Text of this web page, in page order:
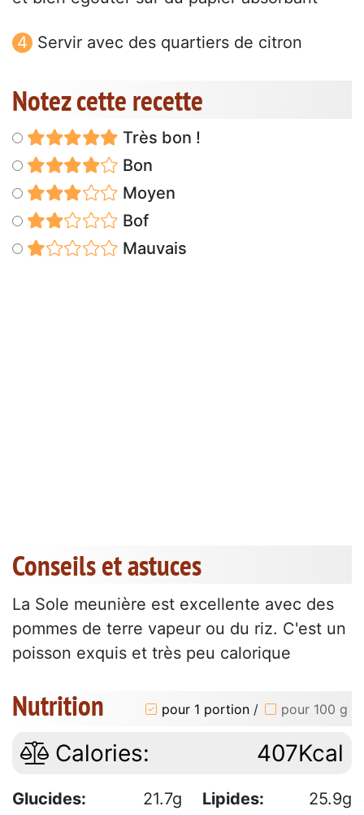
Servir avec des quartiers de citron
Notez cette recette
Très bon !
Bon
Moyen
Bof
Mauvais
Conseils et astuces
La Sole meunière est excellente avec des
pommes de terre vapeur ou du riz. C'est un
poisson exquis et très peu calorique
Nutrition pour 1 portion / pour 100 g
Calories: 407Kcal
Glucides: 21.7g Lipides:
25.9g